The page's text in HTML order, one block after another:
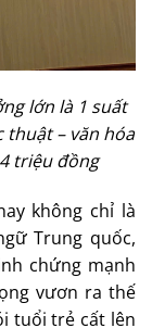
lớn là 1 suất
thuật – văn hóa
triệu đồng
không chỉ là
Trung quốc,
chứng mạnh
vươn ra thế
tuổi trẻ cất lên